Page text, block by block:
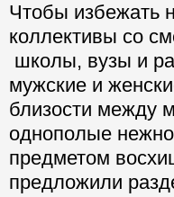
Чтобы избежать
коллективы со
школы, вузы и
мужские и
близости между
однополые
предметом
предложили